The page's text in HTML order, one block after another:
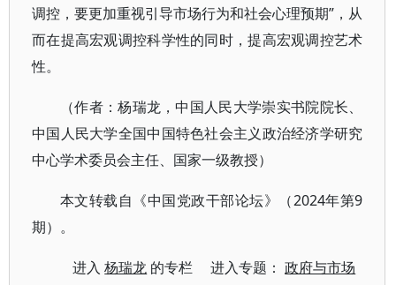
调控，要更加重视引导市场行为和社会心理预期”，从
而在提高宏观调控科学性的同时，提高宏观调控艺术
性。
（作者：杨瑞龙，中国人民大学崇实书院院长、
中国人民大学全国中国特色社会主义政治经济学研究
中心学术委员会主任、国家一级教授）
本文转载自《中国党政干部论坛》（2024年第9
期）。
进入杨瑞龙 的专栏 进入专题：政府与市场